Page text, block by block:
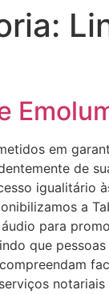
em
de
igualitário
a
para
que